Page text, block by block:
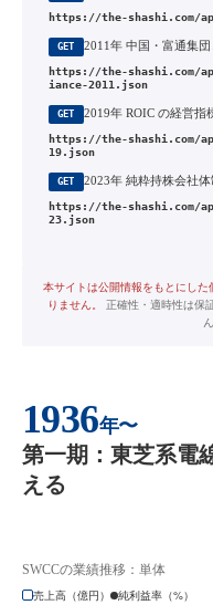
https://the-shashi.com/
GET
https://the-shashi.com/
iance-2011.json
GET
https://the-shashi.com/
19.json
GET
https://the-shashi.com/
23.json
本サイトは公開情報をもとにし
りません。
正確性・適時性は保
1936年〜
第一期：東芝系電
える
SWCCの業績推移：単体
売上高（億円）
純利益率（%）